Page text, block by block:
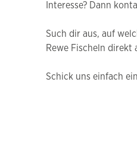
Interesse? Dann
Such dir aus, auf
Rewe Fischeln direkt
Schick uns einfach